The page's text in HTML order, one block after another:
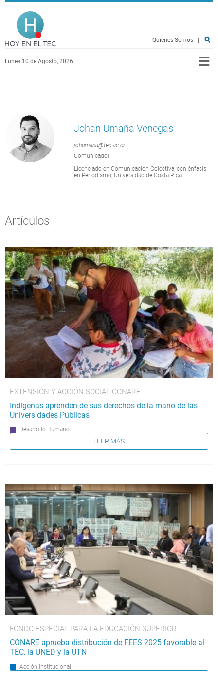
Pasar al contenido principal
Lunes 10 de Agosto, 2026
Quiénes Somos
Johan Umaña Venegas
johumana@tec.ac.cr
Comunicador
Licenciado en Comunicación Colectiva, con énfasis
en Periodismo, Universidad de Costa Rica.
Artículos
EXTENSIÓN Y ACCIÓN SOCIAL CONARE
Indígenas aprenden de sus derechos de la mano de las
Universidades Públicas
Desarrollo Humano
LEER MÁS
FONDO ESPECIAL PARA LA EDUCACIÓN SUPERIOR
CONARE aprueba distribución de FEES 2025 favorable al
TEC, la UNED y la UTN
Acción Institucional